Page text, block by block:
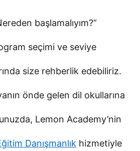
başlamalıyım?”
seçimi ve seviye
size rehberlik edebiliriz.
önde gelen dil okullarına
Lemon Academy’nin
Danışmanlık hizmetiyle